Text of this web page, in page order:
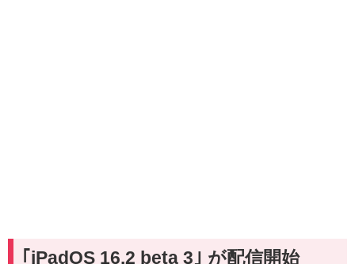
｢iPadOS 16.2 beta 3｣ が配信開始